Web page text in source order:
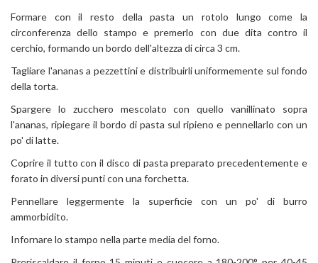
Formare con il resto della pasta un rotolo lungo come la
circonferenza dello stampo e premerlo con due dita contro il
cerchio, formando un bordo dell'altezza di circa 3 cm.
Tagliare l'ananas a pezzettini e distribuirli uniformemente sul fondo
della torta.
Spargere lo zucchero mescolato con quello vanillinato sopra
l'ananas, ripiegare il bordo di pasta sul ripieno e pennellarlo con un
po' di latte.
Coprire il tutto con il disco di pasta preparato precedentemente e
forato in diversi punti con una forchetta.
Pennellare leggermente la superficie con un po' di burro
ammorbidito.
Infornare lo stampo nella parte media del forno.